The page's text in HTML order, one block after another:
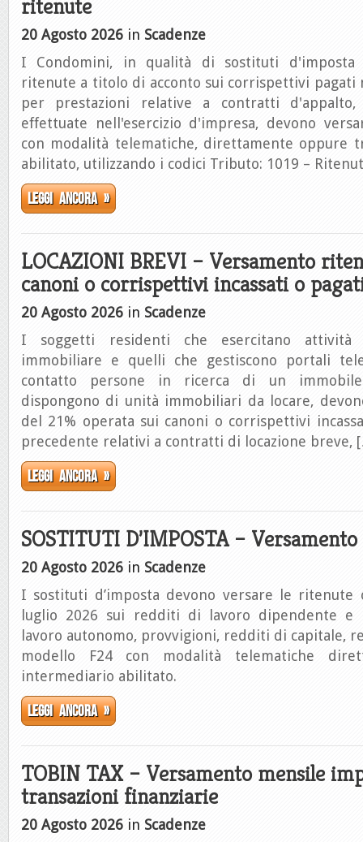
ritenute
20 Agosto 2026 in Scadenze
I Condomini, in qualità di sostituti d'imposta
ritenute a titolo di acconto sui corrispettivi pagati
per prestazioni relative a contratti
effettuate nell'esercizio d'impresa, devono
con modalità telematiche, direttamente oppure
abilitato, utilizzando i codici Tributo: 1019 –
Leggi ancora »
LOCAZIONI BREVI – Versamento
canoni o corrispettivi incassati o
20 Agosto 2026 in Scadenze
I soggetti residenti che esercitano attività
immobiliare e quelli che gestiscono portali
contatto persone in ricerca di un
dispongono di unità immobiliari da locare,
del 21% operata sui canoni o corrispettivi
precedente relativi a contratti di locazione breve,
Leggi ancora »
SOSTITUTI D’IMPOSTA –
20 Agosto 2026 in Scadenze
I sostituti d’imposta devono versare le ritenute
luglio 2026 sui redditi di lavoro dipendente e
lavoro autonomo, provvigioni, redditi di capitale,
modello F24 con modalità telematiche
intermediario abilitato.
Leggi ancora »
TOBIN TAX – Versamento mensile
transazioni finanziarie
20 Agosto 2026 in Scadenze